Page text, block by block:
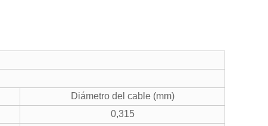
Diámetro del cable (mm)
0,315